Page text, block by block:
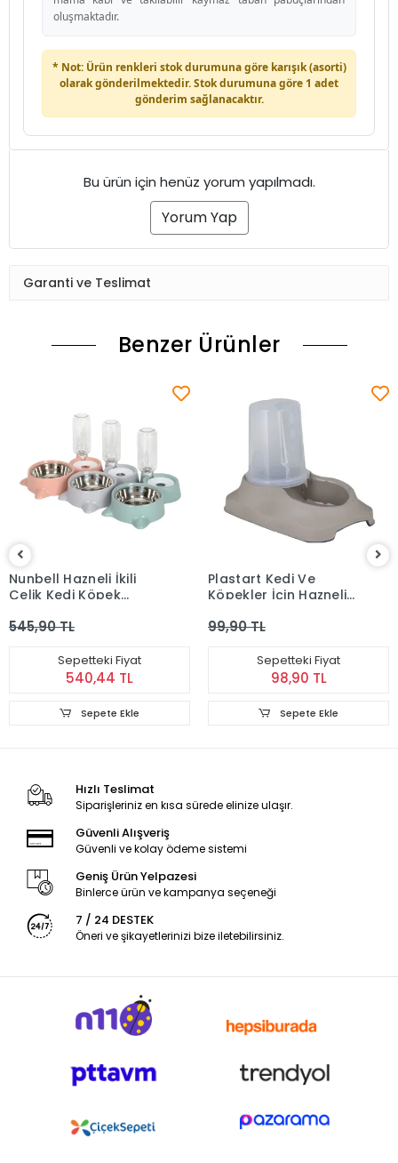
oluşmaktadır.
* Not: Ürün renkleri stok durumuna göre karışık (asorti)
olarak gönderilmektedir. Stok durumuna göre 1 adet
gönderim sağlanacaktır.
Bu ürün için henüz yorum yapılmadı.
Yorum Yap
Garanti ve Teslimat
Benzer Ürünler
Plastart Kedi Ve
Köpekler İçin Hazneli
Plastart
Ve Su Kabı
Hızlı Teslimat
Siparişleriniz en kısa sürede elinize ulaşır.
Güvenli Alışveriş
Güvenli ve kolay ödeme sistemi
Geniş Ürün Yelpazesi
Binlerce ürün ve kampanya seçeneği
7 / 24 DESTEK
Öneri ve şikayetlerinizi bize iletebilirsiniz.